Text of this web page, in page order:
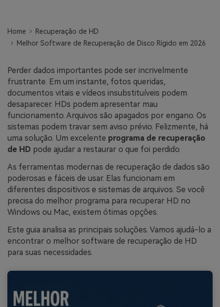
Recoverit Grátis
Teste Grátis
Outros Produtos
Repairit - Reparar Dados
Teste Online
Home
Recuperação de HD
Melhor Software de Recuperação de Disco Rígido em 2026
Perder dados importantes pode ser incrivelmente
frustrante. Em um instante, fotos queridas,
documentos vitais e vídeos insubstituíveis podem
desaparecer. HDs podem apresentar mau
funcionamento. Arquivos são apagados por engano. Os
sistemas podem travar sem aviso prévio. Felizmente, há
uma solução. Um excelente programa de recuperação
de HD pode ajudar a restaurar o que foi perdido.
As ferramentas modernas de recuperação de dados são
poderosas e fáceis de usar. Elas funcionam em
diferentes dispositivos e sistemas de arquivos. Se você
precisa do melhor programa para recuperar HD no
Windows ou Mac, existem ótimas opções.
Este guia analisa as principais soluções. Vamos ajudá-lo a
encontrar o melhor software de recuperação de HD
para suas necessidades.